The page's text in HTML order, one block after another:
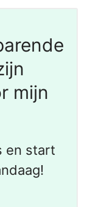
mijn
en start